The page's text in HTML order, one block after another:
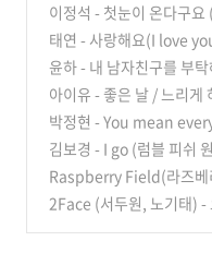
이정석 - 첫눈이 온다구
PM) (리메이크 버젼) / 인
태연 - 사랑해요(I love
울 - 내려놔요 / 박효신 -
테나 : 전쟁의 여신"중)
윤하 - 내 남자친구를 부탁
말도 안돼 (8)
아이유 - 좋은 날 / 느리게
(with 나윤권) (12)
박정현 - You mean
크 & 원곡) (11)
김보경 - I go (럼블 피쉬
Raspberry Field(라즈베
에 / 본 적 있나요...?
2Face (서두원, 노기태) -